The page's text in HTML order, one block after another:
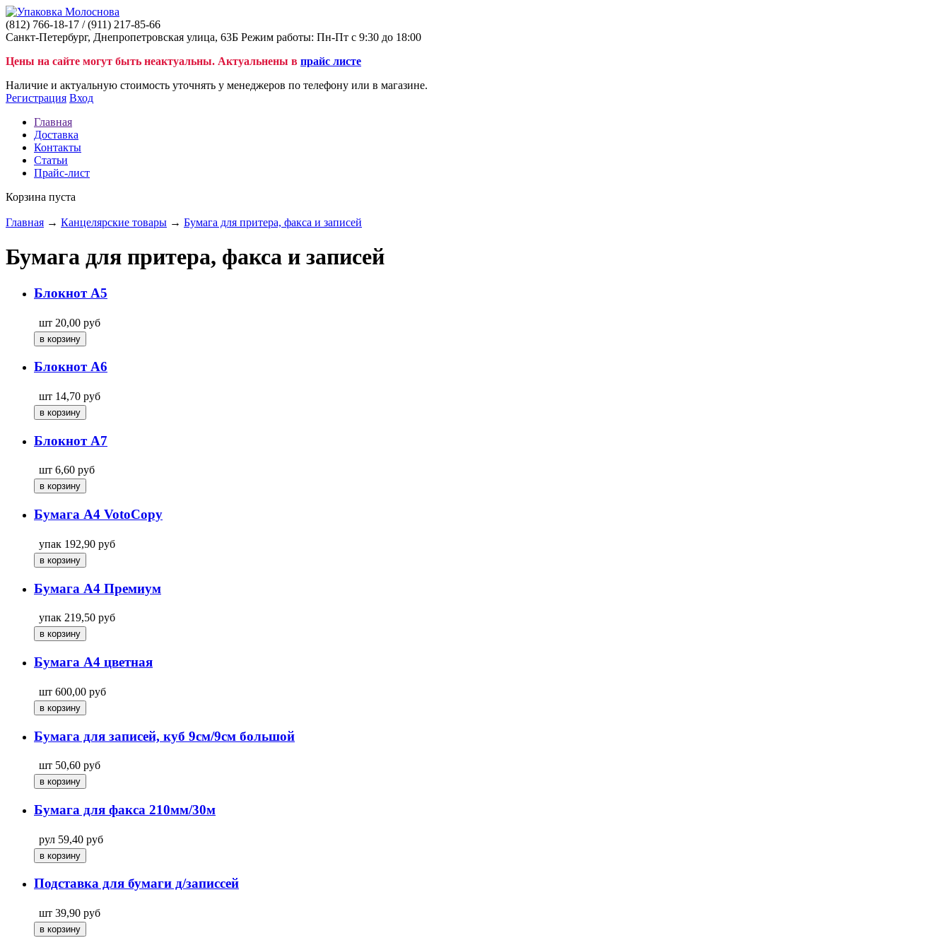
(812) 766-18-17 / (911) 217-85-66
Санкт-Петербург, Днепропетровская улица, 63Б Режим работы: Пн-Пт с 9:30 до 18:00
Цены на сайте могут быть неактуальны. Актуальнены в прайс листе
Наличие и актуальную стоимость уточнять у менеджеров по телефону или в магазине.
Регистрация Вход
Главная
Доставка
Контакты
Статьи
Прайс-лист
Корзина пуста
Главная → Канцелярские товары → Бумага для притера, факса и записей
Бумага для притера, факса и записей
Блокнот А5
шт 20,00 руб
Блокнот А6
шт 14,70 руб
Блокнот А7
шт 6,60 руб
Бумага A4 VotoCopy
упак 192,90 руб
Бумага A4 Премиум
упак 219,50 руб
Бумага A4 цветная
шт 600,00 руб
Бумага для записей, куб 9см/9см большой
шт 50,60 руб
Бумага для факса 210мм/30м
рул 59,40 руб
Подставка для бумаги д/записсей
шт 39,90 руб